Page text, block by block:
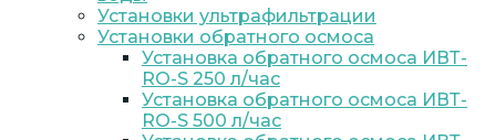
Установки ультрафильтрации
Установки обратного осмоса
Установка обратного осмоса ИВТ-
RO-S 250 л/час
Установка обратного осмоса ИВТ-
RO-S 500 л/час